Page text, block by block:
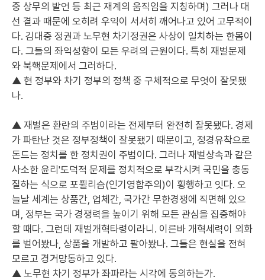
중 상무의 발언 등 최근 재계의 움직임을 지칭하며) 그러나 대
선 결과 때문에 오히려 우익이 서서히 깨어나고 있어 고무적이
다. 김대중 정권과 노무현 차기정권은 사상이 일치하는 한몸이
다. 그들의 좌익성향이 모든 우려의 근원이다. 특히 재벌문제
와 북핵문제에서 그러하다.
▲ 현 정부와 차기 정부의 정책 중 구체적으로 무엇이 잘못됐
나.
▲ 재벌은 환란의 주범이라는 전제부터 완전히 잘못됐다. 경제
가 파탄난 것은 정부정책이 잘못됐기 때문이고, 정경유착으로
돈드는 정치를 한 정치권이 주범이다. 그러나 재벌상속과 같은
사소한 윤리'도덕적 문제를 정치적으로 부각시켜 국민을 충동
질하는 식으로 포퓔리슴(인기영합주의)이 횡행하고 잇다. 오
늘날 세계는 상품간, 업체간, 국가간 무한경쟁에 직면해 있으
며, 정부는 국가 경쟁력을 높이기 위해 모든 관심을 집중해야
할 때다. 그런데 재벌개혁타령이라니. 이른바 개혁세력이 외화
를 벌어봤나, 상품을 개발하고 팔아봤나. 그들은 현실을 전혀
모르고 경거망동하고 있다.
▲ 노무현 차기 정부가 좌파라는 시각에 동의하는가.